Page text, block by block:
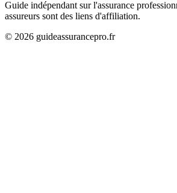
Guide indépendant sur l'assurance
assureurs sont des liens d'affiliation.
© 2026 guideassurancepro.fr